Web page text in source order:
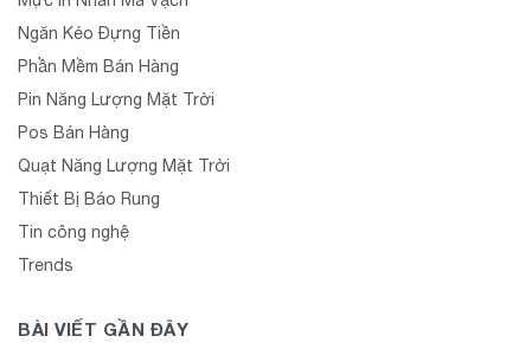
Ngăn Kéo Đựng Tiền
Phần Mềm Bán Hàng
Pin Năng Lượng Mặt Trời
Pos Bán Hàng
Quạt Năng Lượng Mặt Trời
Thiết Bị Báo Rung
Tin công nghệ
Trends
BÀI VIẾT GẦN ĐÂY